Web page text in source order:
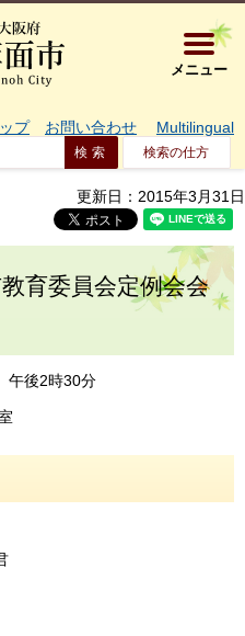
大阪府箕
メニュー
プ お問い合わせ Multilingual
検索の仕方
更新日：2015年3月31日
育委員会定例会会
午後2時30分